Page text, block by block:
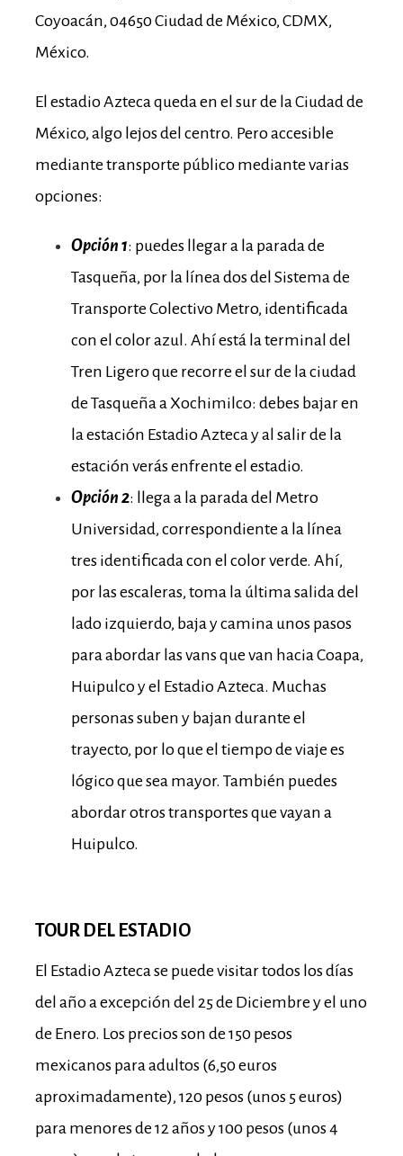
Coyoacán, 04650 Ciudad de México, CDMX,
México.
El estadio Azteca queda en el sur de la Ciudad de
México, algo lejos del centro. Pero accesible
mediante transporte público mediante varias
opciones:
Opción 1: puedes llegar a la parada de
Tasqueña, por la línea dos del Sistema de
Transporte Colectivo Metro, identificada
con el color azul. Ahí está la terminal del
Tren Ligero que recorre el sur de la ciudad
de Tasqueña a Xochimilco: debes bajar en
la estación Estadio Azteca y al salir de la
estación verás enfrente el estadio.
Opción 2: llega a la parada del Metro
Universidad, correspondiente a la línea
tres identificada con el color verde. Ahí,
por las escaleras, toma la última salida del
lado izquierdo, baja y camina unos pasos
para abordar las vans que van hacia Coapa,
Huipulco y el Estadio Azteca. Muchas
personas suben y bajan durante el
trayecto, por lo que el tiempo de viaje es
lógico que sea mayor. También puedes
abordar otros transportes que vayan a
Huipulco.
TOUR DEL ESTADIO
El Estadio Azteca se puede visitar todos los días
del año a excepción del 25 de Diciembre y el uno
de Enero. Los precios son de 150 pesos
mexicanos para adultos (6,50 euros
aproximadamente), 120 pesos (unos 5 euros)
para menores de 12 años y 100 pesos (unos 4